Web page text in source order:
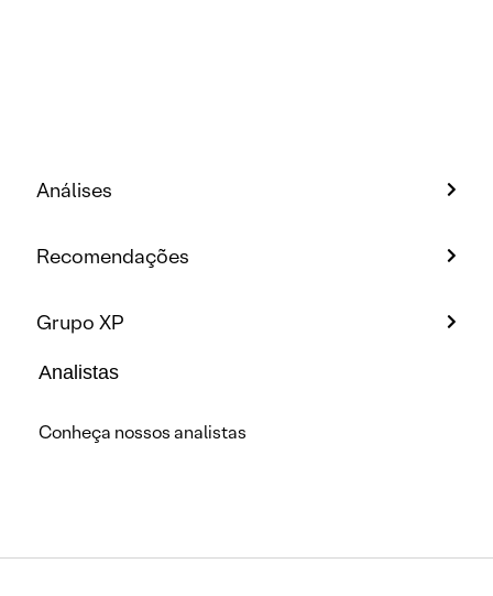
Análises
Recomendações
Grupo XP
Analistas
Conheça nossos analistas